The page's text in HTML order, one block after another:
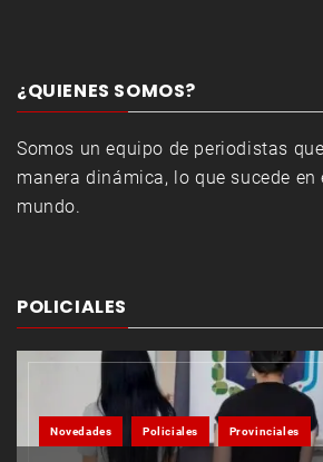
¿QUIENES SOMOS?
Somos un equipo de periodistas
manera dinámica, lo que sucede en
mundo.
POLICIALES
Novedades Policiales Provinciales